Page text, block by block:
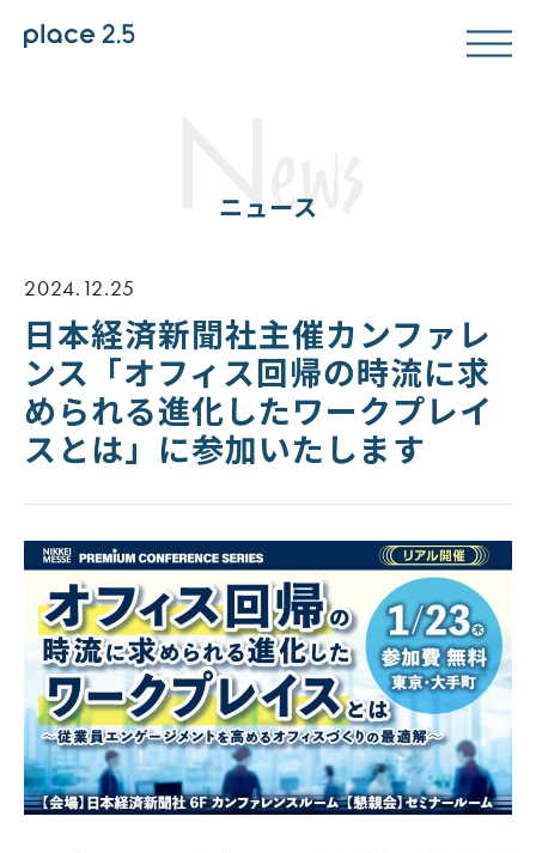
News
ニュース
2024.12.25
日本経済新聞社主催カンファレ
ンス「オフィス回帰の時流に求
められる進化したワークプレイ
スとは」に参加いたします